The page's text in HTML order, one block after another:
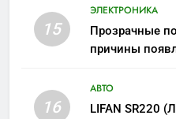
15
ЭЛЕКТРОНИКА
Прозрачные
причины
16
АВТО
LIFAN SR220